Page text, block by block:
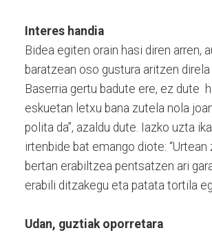
Interes handia
Bidea egiten orain hasi diren arren,
baratzean oso gustura aritzen
Baserria gertu badute ere, ez dute
eskuetan letxu bana zutela nola
polita da”, azaldu dute. Iazko uzta
irtenbide bat emango diote:
bertan erabiltzea pentsatzen ari
erabili ditzakegu eta patata tortila
Udan, guztiak oporretara